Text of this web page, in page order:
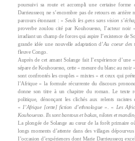
poursuivi sa route et accompli une certaine forme
Darrieussecq ne s’encombre pas de retours en arrière
parcours étonnant : «Seuls les gens sans vision
proverbe zoulou cité par Kouhouesso, I’acteur noir
irradiant un champ de forces qui aspire I’existence de
grande idée une nouvelle adaptation d’Au coeur des
fleuve Congo.
Auprès de cet amant Solange fait I’expérience d’une
sépare de Kouhouesso, cette « mesure du blanc au noir
sont confrontés les couples « mixtes » et ceux qui
l’Afrique » la formule récurrente du discours
donne son titre à un chapitre du roman. Le texte
politique, dénonçant les clichés aux relents
« I’Afrique [cette] fiction d’ethnologue». « Les
Kouhouesso. Ils sont bantous et bakas, nilotes et
La plongée de Solange au cœur de la forêt primaire
longs moments d’attente dans des villages
I’occasion d’expériences dont Marie Darrieussecq